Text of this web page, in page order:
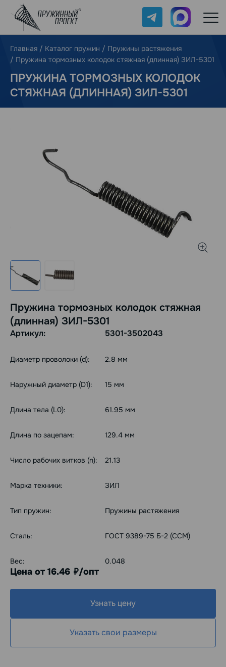
Telegram Max
Главная / Каталог пружин / Пружины растяжения
/ Пружина тормозных колодок стяжная (длинная) ЗИЛ-5301
ПРУЖИНА ТОРМОЗНЫХ КОЛОДОК
СТЯЖНАЯ (ДЛИННАЯ) ЗИЛ-5301
Пружина тормозных колодок стяжная
(длинная) ЗИЛ-5301
Артикул: 5301-3502043
Диаметр проволоки (d): 2.8 мм
Наружный диаметр (D1): 15 мм
Длина тела (L0): 61.95 мм
Длина по зацепам: 129.4 мм
Число рабочих витков (n): 21.13
Марка техники: ЗИЛ
Тип пружин: Пружины растяжения
Сталь: ГОСТ 9389-75 Б-2 (ССМ)
Вес: 0.048
Цена от 16.46 руб./опт
Узнать цену
Указать свои размеры